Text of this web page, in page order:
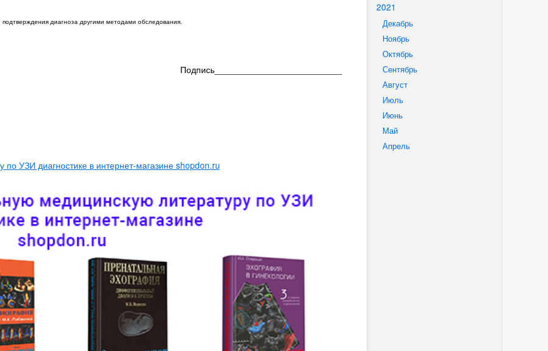
2021
Декабрь
Ноябрь
Октябрь
Сентябрь
Август
Июль
Июнь
Май
Апрель
диагноза другими методами обследования.
Подпись__________________________
УЗИ диагностике в интернет-магазине shopdon.ru